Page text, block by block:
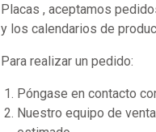
Placas , aceptamos
y los calendarios de
Para realizar un pedido:
Póngase en contacto
Nuestro equipo de